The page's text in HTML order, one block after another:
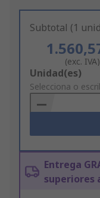
Subtotal (1
(exc. IVA)
Add
to
Basket
Unidad(es)
Selecciona o
Entrega
superiores